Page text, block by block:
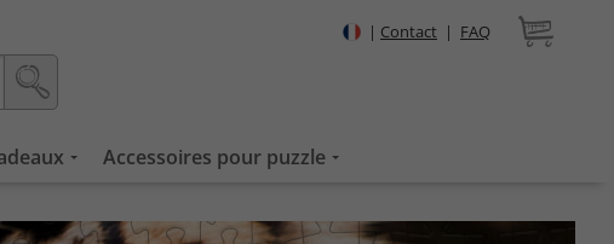
| Contact | FAQ
Accessoires pour puzzle